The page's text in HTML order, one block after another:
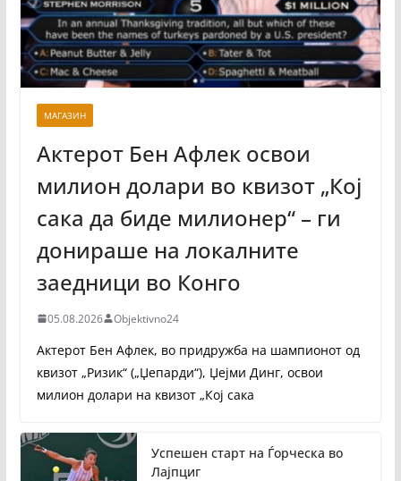
МАГАЗИН
Актерот Бен Афлек освои
милион долари во квизот „Кој
сака да биде милионер“ – ги
донираше на локалните
заедници во Конго
05.08.2026 Objektivno24
Актерот Бен Афлек, во придружба на шампионот од
квизот „Ризик“ („Џепарди“), Џејми Динг, освои
милион долари на квизот „Кој сака
Успешен старт на Ѓорческа во
Лајпциг